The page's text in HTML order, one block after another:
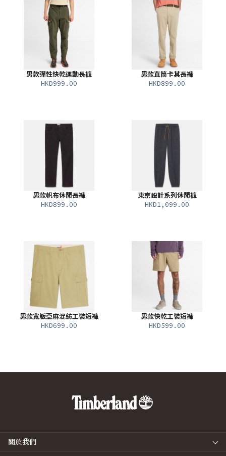
男款彈性快乾運動長褲
HKD999.00
男款直筒卡其長褲
HKD899.00
男款帆布休閒長褲
HKD899.00
東京設計系列休閒褲
HKD1,099.00
男款寬版亞麻混紡工裝短褲
HKD699.00
男款快乾工裝短褲
HKD599.00
關於我們